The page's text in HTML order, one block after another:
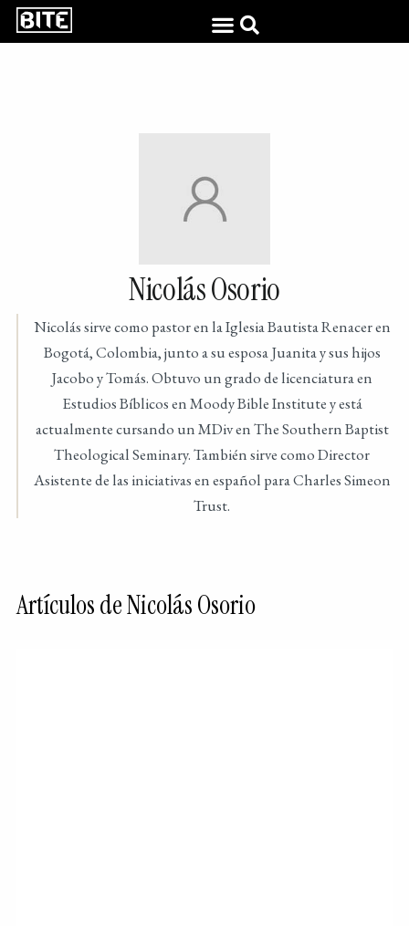
Nicolás Osorio
Nicolás sirve como pastor en la Iglesia Bautista Renacer en
Bogotá, Colombia, junto a su esposa Juanita y sus hijos
Jacobo y Tomás. Obtuvo un grado de licenciatura en
Estudios Bíblicos en Moody Bible Institute y está
actualmente cursando un MDiv en The Southern Baptist
Theological Seminary. También sirve como Director
Asistente de las iniciativas en español para Charles Simeon
Trust.
Artículos de Nicolás Osorio